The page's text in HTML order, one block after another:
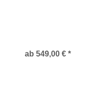
ab 549,00 € *